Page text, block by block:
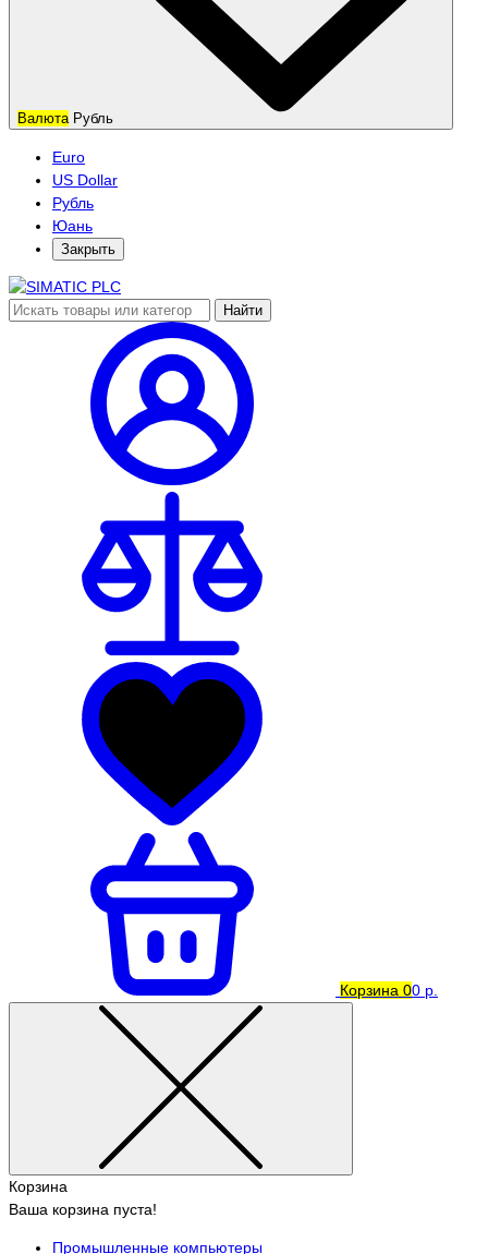
Валюта Рубль
Euro
US Dollar
Рубль
Юань
Закрыть
Найти
Корзина 00 р.
Корзина
Ваша корзина пуста!
Промышленные компьютеры